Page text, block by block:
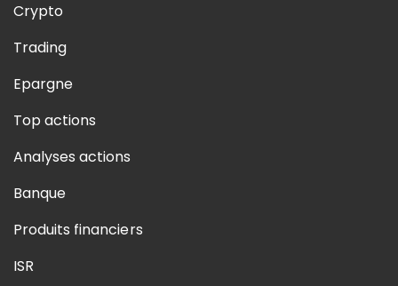
Crypto
Trading
Epargne
Top actions
Analyses actions
Banque
Produits financiers
ISR